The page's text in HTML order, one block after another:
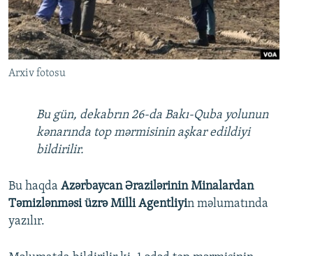
İNFOQRAFIKA
KARIKATURA
AZƏRBAYCAN ƏDƏBIYYATI KITABXANASI
İSLAM VƏ DEMOKRATIYA
MISSIYAMIZ
PEŞƏ ETIKASI VƏ JURNALISTIKA STANDARTLARIMIZ
BIZIMLƏ ƏLAQƏ
XƏBƏR BÜLLETENLƏRIMIZ
BIZI IZLƏ
Arxiv fotosu
Bu gün, dekabrın 26-da Bakı-Quba yolunun
kənarında top mərmisinin aşkar edildiyi
bildirilir.
Bu haqda Azərbaycan Ərazilərinin Minalardan
Təmizlənməsi üzrə Milli Agentliyin məlumatında
yazılır.